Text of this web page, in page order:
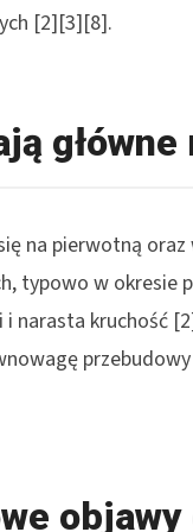
[2][3][8].
na pierwotną
typowo w okresie
narasta kruchość